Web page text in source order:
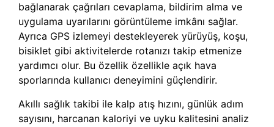
bağlanarak çağrıları cevaplama, bildirim alma ve
uygulama uyarılarını görüntüleme imkânı sağlar.
Ayrıca GPS izlemeyi destekleyerek yürüyüş, koşu,
bisiklet gibi aktivitelerde rotanızı takip etmenize
yardımcı olur. Bu özellik özellikle açık hava
sporlarında kullanıcı deneyimini güçlendirir.
Akıllı sağlık takibi ile kalp atış hızını, günlük adım
sayısını, harcanan kaloriyi ve uyku kalitesini analiz